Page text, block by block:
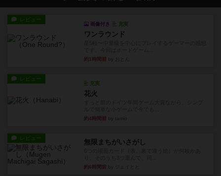
レビュー
画像付き 充実
ワンラウンド
約1時間前
レビュー
充実
花火
約4時間前
レビュー 無限まちがいさがし
約6時間前